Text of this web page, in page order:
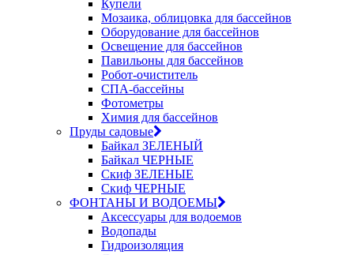
Купели
Мозаика, облицовка для бассейнов
Оборудование для бассейнов
Освещение для бассейнов
Павильоны для бассейнов
Робот-очиститель
СПА-бассейны
Фотометры
Химия для бассейнов
Пруды садовые
Байкал ЗЕЛЕНЫЙ
Байкал ЧЕРНЫЕ
Скиф ЗЕЛЕНЫЕ
Скиф ЧЕРНЫЕ
ФОНТАНЫ И ВОДОЕМЫ
Аксессуары для водоемов
Водопады
Гидроизоляция